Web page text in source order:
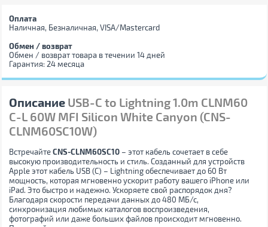
Оплата
Наличная, Безналичная, VISA/Mastercard
Обмен / возврат
Обмен / возврат товара в течении 14 дней
Гарантия: 24 месяца
Описание USB-C to Lightning 1.0m CLNM60
C-L 60W MFI Silicon White Canyon (CNS-
CLNM60SC10W)
Встречайте CNS-CLNM60SC10– этот кабель сочетает в себе
высокую производительность и стиль. Созданный для устройств
Apple этот кабель USB (C) – Lightning обеспечивает до 60 Вт
мощность, которая мгновенно ускорит работу вашего iPhone или
iPad. Это быстро и надежно. Ускоряете свой распорядок дня?
Благодаря скорости передачи данных до 480 МБ/с,
синхронизация любимых каталогов воспроизведения,
фотографий или даже больших файлов происходит мгновенно.